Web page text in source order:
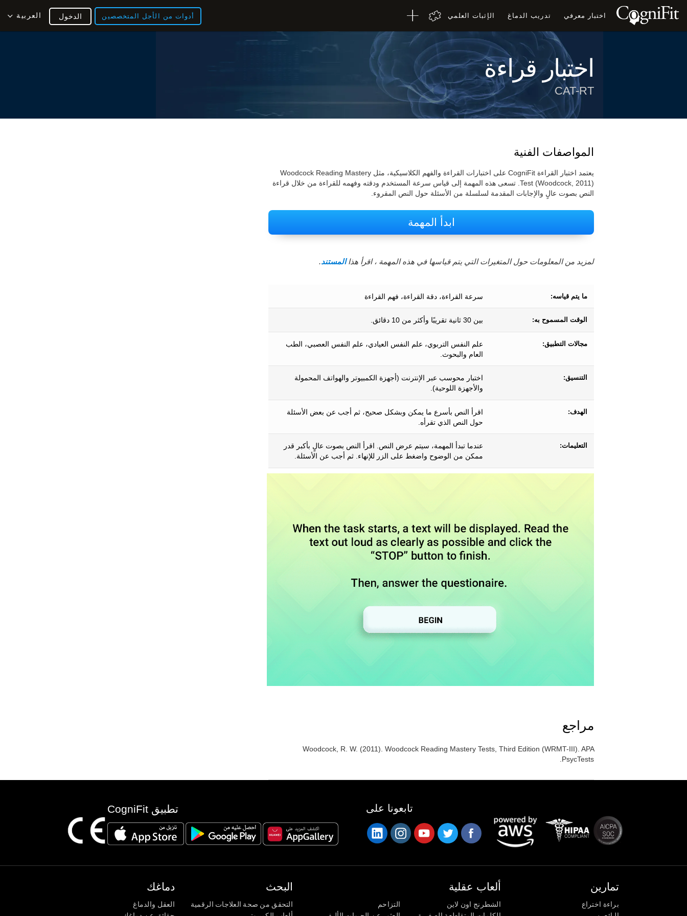
اختبار معرفي تدريب الدماغ الإثبات العلمي أدوات من الأجل المتخصصين العربية الدخول
اختبار قراءة
CAT-RT
المواصفات الفنية
يعتمد اختبار القراءة CogniFit على اختبارات القراءة والفهم الكلاسيكية، مثل Woodcock Reading Mastery
Test (Woodcock, 2011). تسعى هذه المهمة إلى قياس سرعة المستخدم ودقته وفهمه للقراءة من خلال قراءة
النص بصوت عالٍ والإجابات المقدمة لسلسلة من الأسئلة حول النص المقروء.
ابدأ المهمة
لمزيد من المعلومات حول المتغيرات التي يتم قياسها في هذه المهمة ، اقرأ هذاالمستند.
ما يتم قياسه: سرعة القراءة، دقة القراءة، فهم القراءة
الوقت المسموح به: بين 30 ثانية تقريبًا وأكثر من 10 دقائق.
مجالات التطبيق:
علم النفس التربوي، علم النفس العيادي، علم النفس العصبي، الطب
العام والبحوث.
التنسيق:
اختبار محوسب عبر الإنترنت (أجهزة الكمبيوتر والهواتف المحمولة
والأجهزة اللوحية).
الهدف:
اقرأ النص بأسرع ما يمكن وبشكل صحيح، ثم أجب عن بعض الأسئلة
حول النص الذي تقرأه.
التعليمات:
عندما تبدأ المهمة، سيتم عرض النص. اقرأ النص بصوت عالٍ بأكبر قدر
ممكن من الوضوح واضغط على الزر للإنهاء. ثم أجب عن الأسئلة.
مراجع
Woodcock, R. W. (2011). Woodcock Reading Mastery Tests, Third Edition (WRMT-III). APA
PsycTests.
تطبيق CogniFit تابعونا على
دماغك
العقل والدماغ
البحث
التحقق من صحة العلاجات الرقمية
ألعاب عقلية
الشطرنج اون لاين
التزاحم
تمارين
براءة اختراع